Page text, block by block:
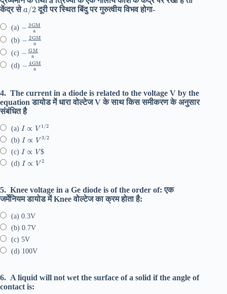
केंद्र सेa/2 दूरी पर स्थित बिंदु पर गुरुत्वीय विभव होगा-
(a) 3GM
(b) 2GM
(c) GM
(d) 4GM
4. The current in a diode is related to the voltage V by the
equation डायोड में धारा वोल्टेज V के साथ किस समीकरण के अनुसार
संबंधित है
(a) I∝ 1/2
(b) I∝ 3/2
(c) I∝
$
(d) I∝ 2
5. Knee voltage in a Ge diode is of the order of: एक
जर्मेनियम डायोड में Knee वोल्टेज का क्रम होता है:
(a) 0.3V
(b) 0.7V
(c) 5V
(d) 100V
6. A liquid will not wet the surface of a solid if the angle of
contact is: